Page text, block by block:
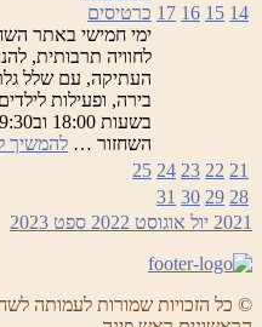
14
15
16
17 כרטיסים
ימי חמישי באתר
לחוויה תרבותית,
העתיקה, עם שלל
בירה, ופעילות
השחזור … להמשיך
21
22
23
24
25
28
29
30
31
2021 יול אוגוסט 2022 ספט 2023
© כל הזכויות שמורות לעמותה